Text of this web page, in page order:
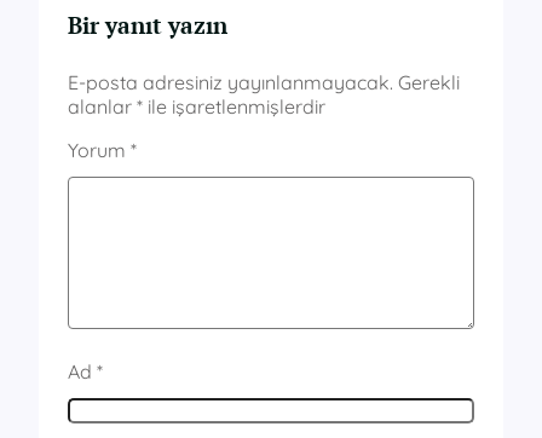
Bir yanıt yazın
E-posta adresiniz yayınlanmayacak. Gerekli
alanlar * ile işaretlenmişlerdir
Yorum *
Ad *